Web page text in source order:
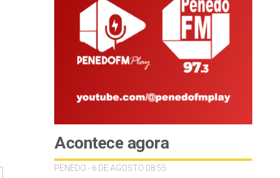
Acontece agora
PENEDO - 6 DE AGOSTO 08:55